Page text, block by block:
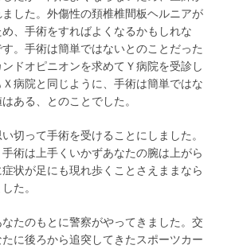
した。外傷性の頚椎椎間板ヘルニアが
、手術をすればよくなるかもしれな
。手術は簡単ではないとのことだった
ドオピニオンを求めてＹ病院を受診し
病院と同じように、手術は簡単ではな
ある、とのことでした。
切って手術を受けることにしました。
術は上手くいかずあなたの腕は上がら
状が足にも現れ歩くことさえままなら
た。
たのもとに警察がやってきました。交
に後ろから追突してきたスポーツカー